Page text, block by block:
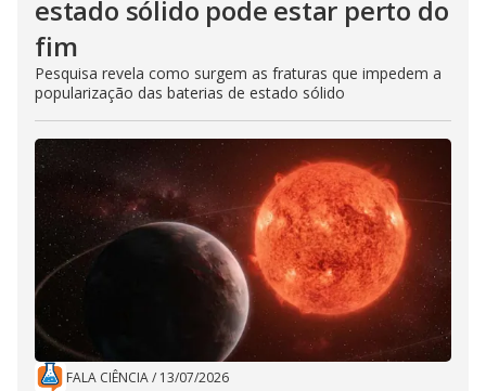
estado sólido pode estar perto do
fim
Pesquisa revela como surgem as fraturas que impedem a
popularização das baterias de estado sólido
FALA CIÊNCIA/ 13/07/2026